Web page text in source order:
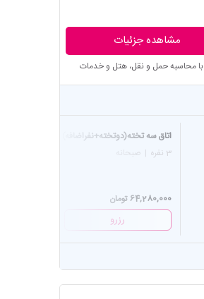
مشاهده جزئیات
با محاسبه حمل و نقل، هتل و خدمات
اتاق سه تخته(دوتخته+نفراضافه)
3 نفره
| صبحانه
64,280,000 تومان
رزرو